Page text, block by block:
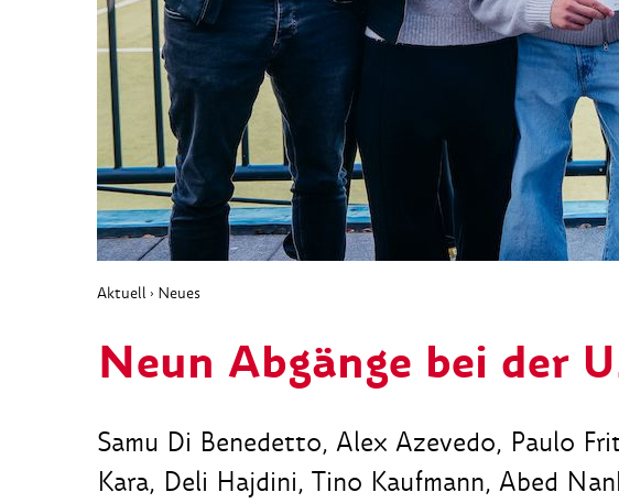
Aktuell › Neues
Neun Abgänge bei der
Samu Di Benedetto, Alex Azevedo, Paulo
Kara, Deli Hajdini, Tino Kaufmann, Abed